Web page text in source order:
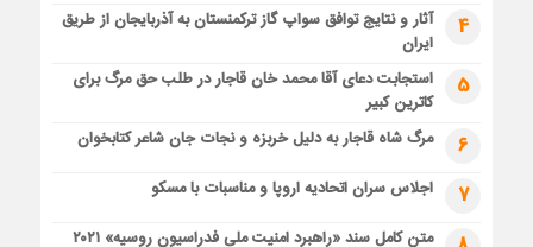
4
آثار و نتایج توافق سواپ گاز ترکمنستان به آذربایجان از طریق
ایران
5
استجابت دعای آقا محمد خان قاجار در طلب حق مرگ برای
کاترین کبیر
6 مرگ شاه قاجار به دلیل خربزه و نجات جان شاعر کتابخوان
7 اجلاس سران اتحادیه اروپا و مناسبات با مسکو
متن کامل سند «راهبرد امنیت ملی فدراسیون روسیه» ۲۰۲۱